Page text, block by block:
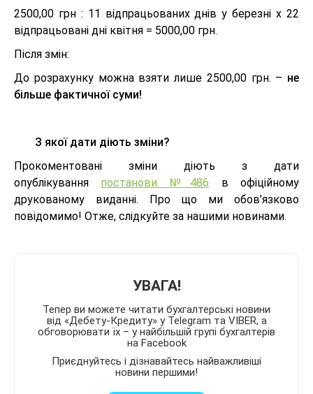
2500,00 грн : 11 відпрацьованих днів у березні х 22
відпрацьовані дні квітня = 5000,00 грн.
Після змін:
До розрахунку можна взяти лише 2500,00 грн. – не
більше фактичної суми!
З якої дати діють зміни?
Прокоментовані зміни діють з дати
опублікування постанови №486 в офіційному
друкованому виданні. Про що ми обов’язково
повідомимо! Отже, слідкуйте за нашими новинами.
УВАГА!
Тепер ви можете читати бухгалтерські новини
від «Дебету-Кредиту» у Telegram та VIBER, а
обговорювати їх – у найбільшій групі бухгалтерів
на Facebook
Приєднуйтесь і дізнавайтесь найважливіші
новини першими!